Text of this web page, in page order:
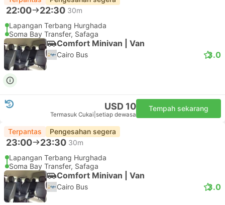
22:00 22:30 30m
Lapangan Terbang Hurghada
Soma Bay Transfer, Safaga
Comfort Minivan | Van
Cairo Bus 3.0
USD 10
Termasuk Cukai setiap dewasa
Tempah sekarang
Terpantas Pengesahan segera
23:00 23:30 30m
Lapangan Terbang Hurghada
Soma Bay Transfer, Safaga
Comfort Minivan | Van
Cairo Bus 3.0